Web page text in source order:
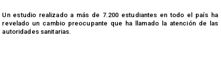
Un estudio realizado a más de 7.200 estudiantes en todo el país ha
revelado un cambio preocupante que ha llamado la atención de las
autoridades sanitarias.